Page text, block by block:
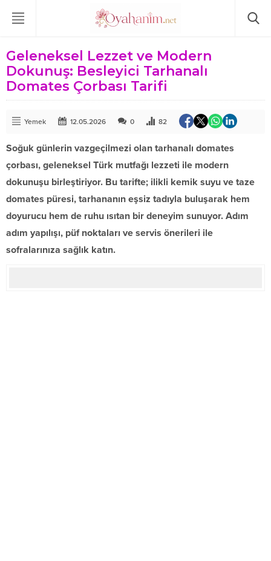
Geleneksel Lezzet ve Modern
Dokunuş: Besleyici Tarhanalı
Domates Çorbası Tarifi
Yemek 12.05.2026 0 82
Soğuk günlerin vazgeçilmezi olan tarhanalı domates
çorbası, geleneksel Türk mutfağı lezzeti ile modern
dokunuşu birleştiriyor. Bu tarifte; ilikli kemik suyu ve taze
domates püresi, tarhananın eşsiz tadıyla buluşarak hem
doyurucu hem de ruhu ısıtan bir deneyim sunuyor. Adım
adım yapılışı, püf noktaları ve servis önerileri ile
sofralarınıza sağlık katın.